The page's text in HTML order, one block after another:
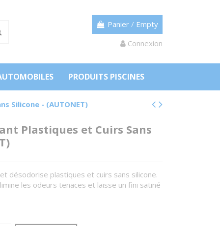
Panier / Empty
Connexion
PRODUITS PISCINES
Silicone - (AUTONET)
Plastiques et Cuirs Sans
désodorise plastiques et cuirs sans silicone.
les odeurs tenaces et laisse un fini satiné